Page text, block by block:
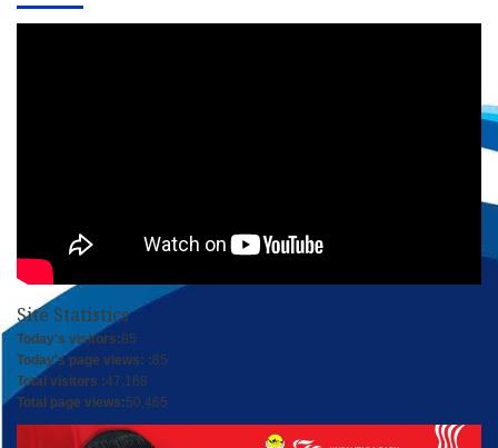
Site Statistics
Today's visitors:85
Today's page views: :85
Total visitors :47,168
Total page views:50,465